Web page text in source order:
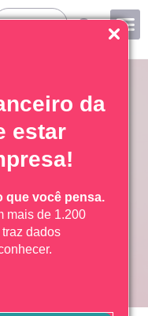
da
estar
que você pensa.
mais de 1.200
dados
Entrar